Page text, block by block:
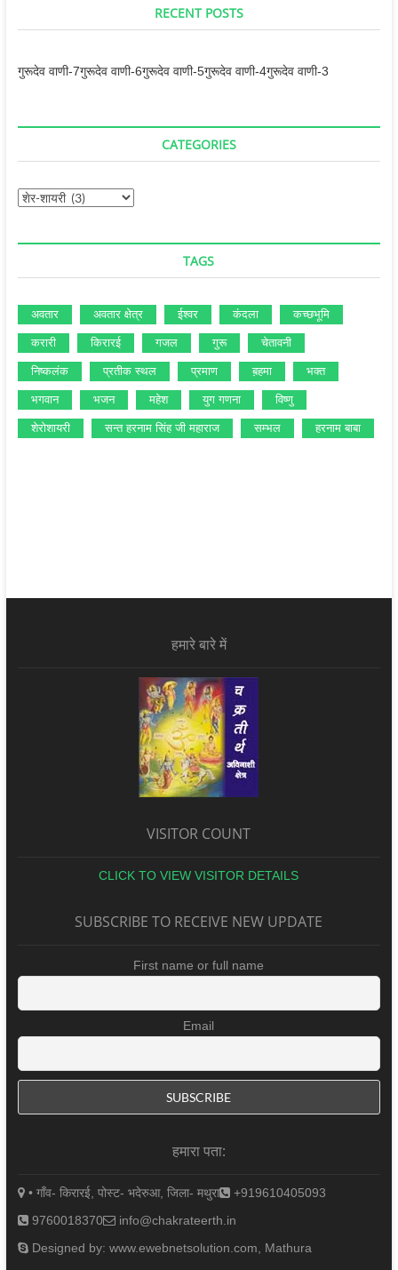
RECENT POSTS
गुरूदेव वाणी-7गुरूदेव वाणी-6गुरूदेव वाणी-5गुरूदेव वाणी-4गुरूदेव वाणी-3
CATEGORIES
Categories
TAGS
अवतार अवतार क्षेत्र ईश्‍वर कंदला कच्‍छभूमि
करारी किरारई गजल गुरू चेतावनी
निष्‍कलंक प्रतीक स्‍थल प्रमाण ब़हमा भक्‍त
भगवान भजन महेश युग गणना विष्‍णु
शेरोशायरी सन्‍त हरनाम सिंह जी महाराज सम्‍भल हरनाम बाबा
हमारे बारे में
VISITOR COUNT
CLICK TO VIEW VISITOR DETAILS
SUBSCRIBE TO RECEIVE NEW UPDATE
First name or full name
Email
हमारा पता:
• गाँव- किरारई, पोस्ट- भदेरुआ, जिला- मथुरा
+919610405093
9760018370
info@chakrateerth.in
Designed by: www.ewebnetsolution.com, Mathura